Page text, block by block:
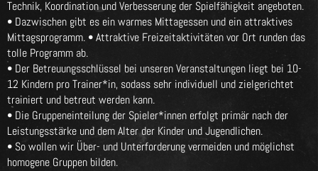
Technik, Koordination und Verbesserung der Spielfähigkeit angeboten.
• Dazwischen gibt es ein warmes Mittagessen und ein attraktives
Mittagsprogramm. • Attraktive Freizeitaktivitäten vor Ort runden das
tolle Programm ab.
• Der Betreuungsschlüssel bei unseren Veranstaltungen liegt bei 10-
12 Kindern pro Trainer*in, sodass sehr individuell und zielgerichtet
trainiert und betreut werden kann.
• Die Gruppeneinteilung der Spieler*innen erfolgt primär nach der
Leistungsstärke und dem Alter der Kinder und Jugendlichen.
• So wollen wir Über- und Unterforderung vermeiden und möglichst
homogene Gruppen bilden.